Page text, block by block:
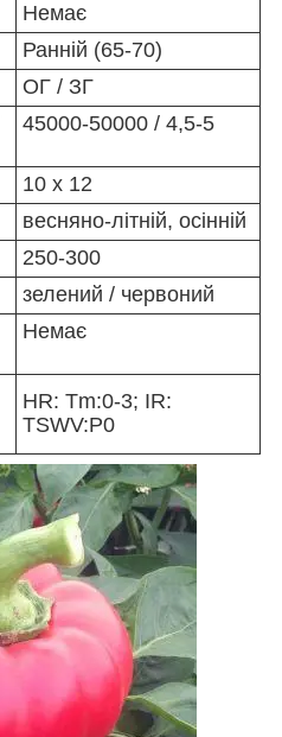
Немає
Ранній (65-70)
ОГ / ЗГ
45000-50000 / 4,5-5
10 х 12
весняно-літній, осінній
250-300
зелений / червоний
Немає
HR: Tm:0-3; IR:
TSWV:P0